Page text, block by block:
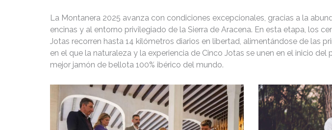
La Montanera 2025 avanza con condiciones excepcionales, gracias a la
encinas y al entorno privilegiado de la Sierra de Aracena. En esta etapa, los
Jotas recorren hasta 14 kilómetros diarios en libertad, alimentándose de las
en el que la naturaleza y la experiencia de Cinco Jotas se unen en el inicio
mejor jamón de bellota 100% ibérico del mundo.